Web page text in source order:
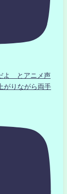
よ とアニメ声
がりながら両手